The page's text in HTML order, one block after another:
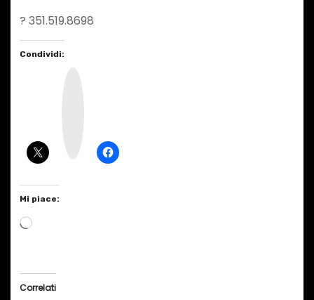
? 351.519.8698
Condividi:
Mi piace:
C
Correlati